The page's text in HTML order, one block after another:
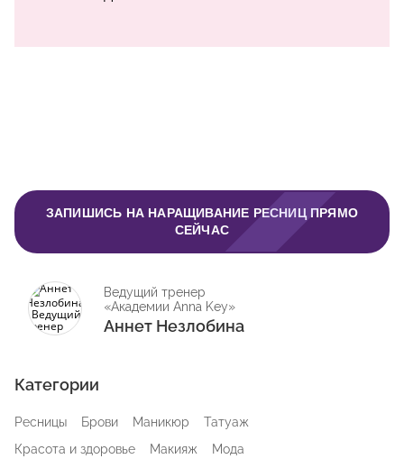
ЗАПИШИСЬ НА НАРАЩИВАНИЕ РЕСНИЦ ПРЯМО
СЕЙЧАС
Ведущий тренер
«Академии Anna Key»
Аннет Незлобина
Категории
Ресницы Брови Маникюр
Татуаж
Красота и здоровье
Макияж
Мода